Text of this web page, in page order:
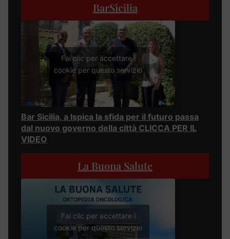
BarSicilia
Fai clic per accettare i
cookie per questo servizio
Bar Sicilia, a Ispica la sfida per il futuro passa
dal nuovo governo della città CLICCA PER IL
VIDEO
La Buona Salute
Fai clic per accettare i
cookie per questo servizio